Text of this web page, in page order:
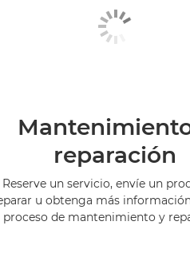
reparación
Reserve un servicio, envíe un
u obtenga más
proceso de mantenimiento y